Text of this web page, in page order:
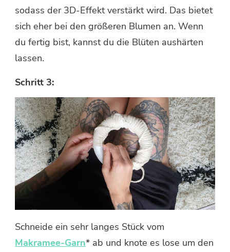
sodass der 3D-Effekt verstärkt wird. Das bietet
sich eher bei den größeren Blumen an. Wenn
du fertig bist, kannst du die Blüten aushärten
lassen.
Schritt 3:
Schneide ein sehr langes Stück vom
Makramee-Garn* ab und knote es lose um den